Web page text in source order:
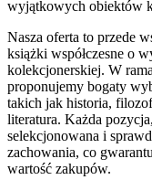
wyjątkowych obiektów
Nasza oferta to przede
książki współczesne o
kolekcjonerskiej. W
proponujemy bogaty
takich jak historia,
literatura. Każda
selekcjonowana i
zachowania, co
wartość zakupów.